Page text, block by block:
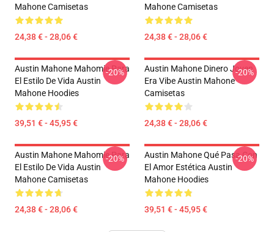
Mahone Camisetas
24,38 € - 28,06 €
Mahone Camisetas
24,38 € - 28,06 €
Austin Mahone Mahomie Para
El Estilo De Vida Austin
Mahone Hoodies
39,51 € - 45,95 €
-20%
Austin Mahone Dinero Joven
Era Vibe Austin Mahone
Camisetas
24,38 € - 28,06 €
-20%
Austin Mahone Mahomie Para
El Estilo De Vida Austin
Mahone Camisetas
24,38 € - 28,06 €
-20%
Austin Mahone Qué Pasa Con
El Amor Estética Austin
Mahone Hoodies
39,51 € - 45,95 €
-20%